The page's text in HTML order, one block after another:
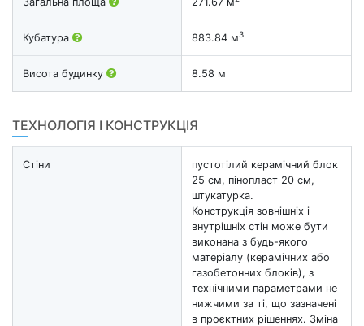
Кубатура 883.84 м3
Висота будинку 8.58 м
ТЕХНОЛОГІЯ І КОНСТРУКЦІЯ
Стіни
пустотілий керамічний блок
25 см, пінопласт 20 см,
штукатурка.
Конструкція зовнішніх і
внутрішніх стін може бути
виконана з будь-якого
матеріалу (керамічних або
газобетонних блоків), з
технічними параметрами не
нижчими за ті, що зазначені
в проєктних рішеннях. Зміна